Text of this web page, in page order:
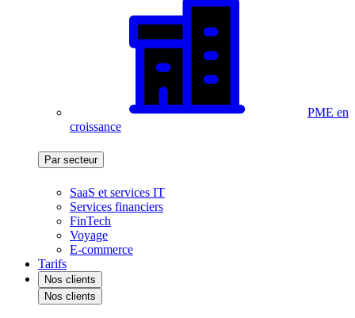
PME en
croissance
Par secteur
SaaS et services IT
Services financiers
FinTech
Voyage
E-commerce
Tarifs
Nos clients
Nos clients